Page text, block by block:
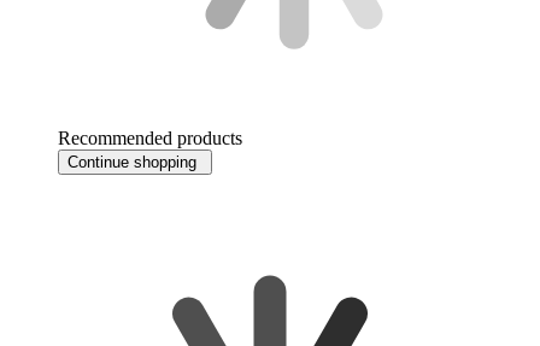
Recommended products
Continue shopping